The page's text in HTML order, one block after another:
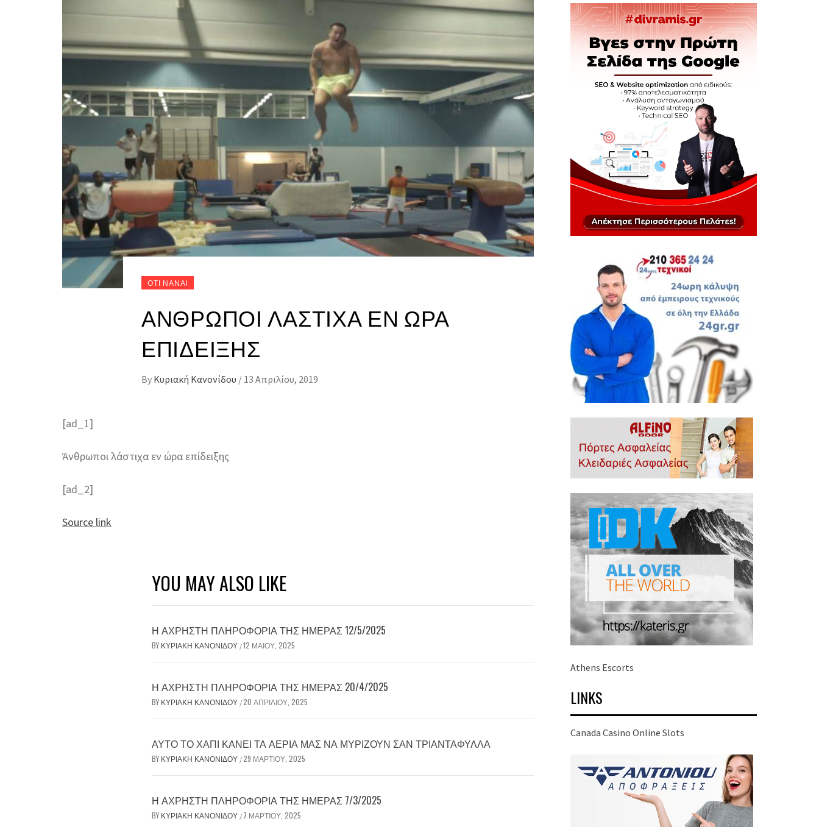
ΟΤΙ ΝΑΝΑΙ
ΆΝΘΡΩΠΟΙ ΛΆΣΤΙΧΑ ΕΝ ΏΡΑ
ΕΠΊΔΕΙΞΗΣ
By Κυριακή Κανονίδου / 13 Απριλίου, 2019
[ad_1]
Άνθρωποι λάστιχα εν ώρα επίδειξης
[ad_2]
Source link
YOU MAY ALSO LIKE
Η ΆΧΡΗΣΤΗ ΠΛΗΡΟΦΟΡΊΑ ΤΗΣ ΗΜΈΡΑΣ 12/5/2025
BY ΚΥΡΙΑΚΉ ΚΑΝΟΝΊΔΟΥ /12 ΜΑΪ́ΟΥ, 2025
Η ΆΧΡΗΣΤΗ ΠΛΗΡΟΦΟΡΊΑ ΤΗΣ ΗΜΈΡΑΣ 20/4/2025
BY ΚΥΡΙΑΚΉ ΚΑΝΟΝΊΔΟΥ /20 ΑΠΡΙΛΊΟΥ, 2025
ΑΥΤΌ ΤΟ ΧΆΠΙ ΚΆΝΕΙ ΤΑ ΑΈΡΙΆ ΜΑΣ ΝΑ ΜΥΡΊΖΟΥΝ ΣΑΝ ΤΡΙΑΝΤΆΦΥΛΛΑ
BY ΚΥΡΙΑΚΉ ΚΑΝΟΝΊΔΟΥ /29 ΜΑΡΤΊΟΥ, 2025
Η ΆΧΡΗΣΤΗ ΠΛΗΡΟΦΟΡΊΑ ΤΗΣ ΗΜΈΡΑΣ 7/3/2025
BY ΚΥΡΙΑΚΉ ΚΑΝΟΝΊΔΟΥ / 7 ΜΑΡΤΊΟΥ, 2025
Athens Escorts
LINKS
Canada Casino Online Slots